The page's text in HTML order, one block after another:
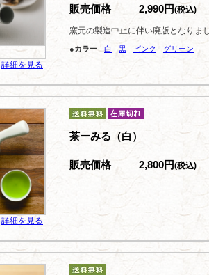
詳細を見る
販売価格 2,990円(税込)
窯元の製造中止に伴い廃版となりま
●カラー 白 黒 ピンク グリーン
詳細を見る
茶ーみる（白）
販売価格 2,800円(税込)